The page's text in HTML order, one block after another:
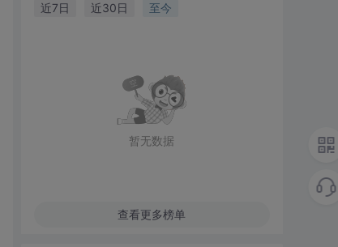
近7日 近30日 至今
暂无数据
查看更多榜单